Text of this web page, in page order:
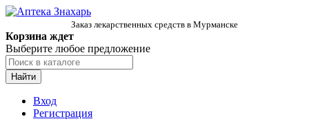
Заказ лекарственных средств в Мурманске
Корзина ждет
Выберите любое предложение
Найти
Вход
Регистрация